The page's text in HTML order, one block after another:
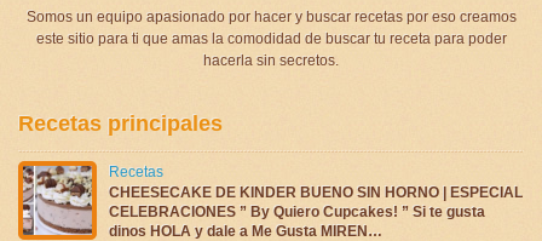
Somos un equipo apasionado por hacer y buscar recetas por eso creamos
este sitio para ti que amas la comodidad de buscar tu receta para poder
hacerla sin secretos.
Recetas principales
Recetas
CHEESECAKE DE KINDER BUENO SIN HORNO | ESPECIAL
CELEBRACIONES ” By Quiero Cupcakes! ” Si te gusta
dinos HOLA y dale a Me Gusta MIREN…